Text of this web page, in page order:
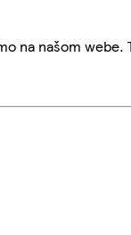
na našom webe.